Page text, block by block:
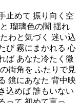
止めて 振り向く空
瑠璃色の闇 揺れ
わと気づく 迷い込
び 霧にまかれる 心
ば あなた冷たく微
街角を ふたりで見
鏡にあなた 背中映
込めば 誰もいない